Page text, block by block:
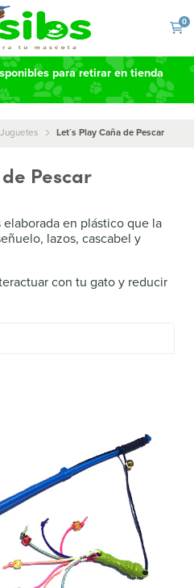
0
para retirar en tienda
Juguetes Let´s Play Caña de Pescar
Pescar
elaborada en plástico que la
lazos, cascabel y
con tu gato y reducir